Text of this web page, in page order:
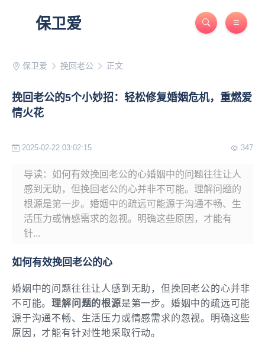
保卫爱
保卫爱 挽回老公 正文
挽回老公的5个小妙招：轻松修复婚姻危机，重燃爱
情火花
2025-02-22 03:02:15 347
导读：如何有效挽回老公的心婚姻中的问题往往让人
感到无助，但挽回老公的心并非不可能。理解问题的
根源是第一步。婚姻中的疏远可能源于沟通不畅、生
活压力或情感需求的忽视。明确这些原因，才能有
针...
如何有效挽回老公的心
婚姻中的问题往往让人感到无助，但挽回老公的心并非
不可能。理解问题的根源是第一步。婚姻中的疏远可能
源于沟通不畅、生活压力或情感需求的忽视。明确这些
原因，才能有针对性地采取行动。